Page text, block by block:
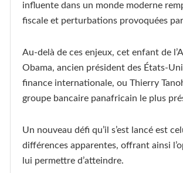
influente dans un monde moderne
fiscale et perturbations provoquées
Au-delà de ces enjeux, cet enfant de
Obama, ancien président des États-
finance internationale, ou Thierry
groupe bancaire panafricain le plus
Un nouveau défi qu’il s’est lancé est
différences apparentes, offrant ainsi
lui permettre d’atteindre.